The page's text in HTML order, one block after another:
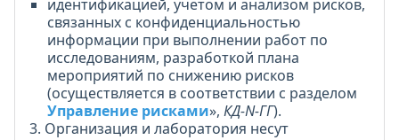
идентификацией, учетом и анализом рисков,
связанных с конфиденциальностью
информации при выполнении работ по
исследованиям, разработкой плана
мероприятий по снижению рисков
(осуществляется в соответствии с разделом
Управление рисками», КД-N-ГГ).
3. Организация и лаборатория несут